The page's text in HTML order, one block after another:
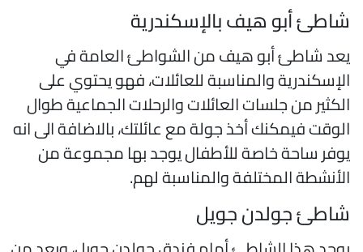
أبو هيف بالإسكندرية
شاطئ أبو هيف من الشواطئ العامة في
والمناسبة للعائلات، فهو يحتوي على
من جلسات العائلات والرحلات الجماعية طوال
فيمكنك أخذ جولة مع عائلتك، بالاضافة الى انه
ساحة خاصة للأطفال يوجد بها مجموعة من
المختلفة والمناسبة لهم.
جولدن جويل